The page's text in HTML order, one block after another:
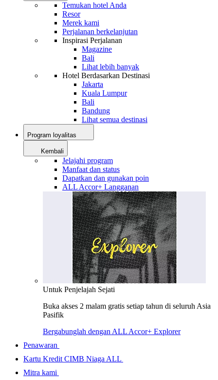
Temukan hotel Anda
Resor
Merek kami
Perjalanan berkelanjutan
Inspirasi Perjalanan
Magazine
Bali
Lihat lebih banyak
Hotel Berdasarkan Destinasi
Jakarta
Kuala Lumpur
Bali
Bandung
Lihat semua destinasi
Program loyalitas
Kembali
Jelajahi program
Manfaat dan status
Dapatkan dan gunakan poin
ALL Accor+ Langganan
Untuk Penjelajah Sejati
Buka akses 2 malam gratis setiap tahun di seluruh Asia
Pasifik
Bergabunglah dengan ALL Accor+ Explorer
Penawaran
Kartu Kredit CIMB Niaga ALL
Mitra kami